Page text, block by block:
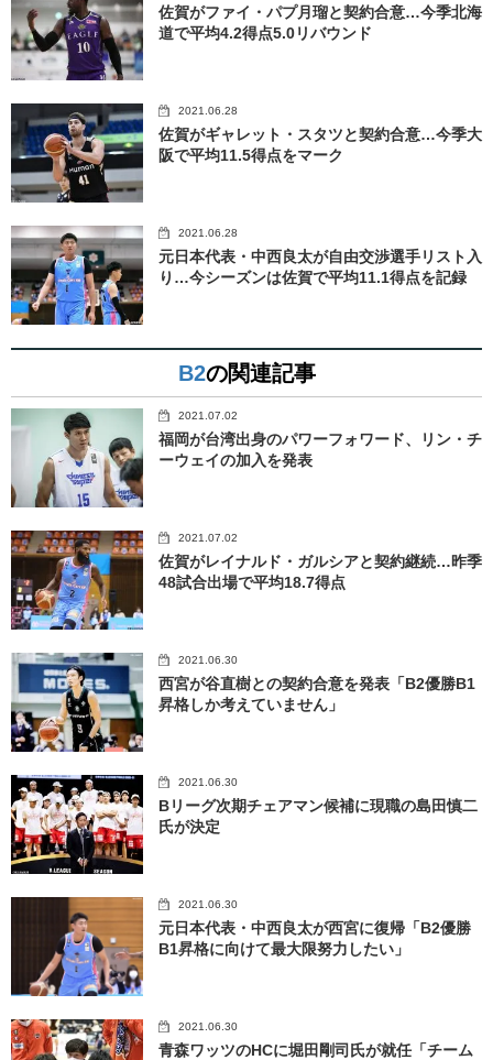
佐賀がファイ・パプ月瑠と契約合意…今季北海
道で平均4.2得点5.0リバウンド
2021.06.28
佐賀がギャレット・スタツと契約合意…今季大
阪で平均11.5得点をマーク
2021.06.28
元日本代表・中西良太が自由交渉選手リスト入
り…今シーズンは佐賀で平均11.1得点を記録
B2の関連記事
2021.07.02
福岡が台湾出身のパワーフォワード、リン・チ
ーウェイの加入を発表
2021.07.02
佐賀がレイナルド・ガルシアと契約継続…昨季
48試合出場で平均18.7得点
2021.06.30
西宮が谷直樹との契約合意を発表「B2優勝B1
昇格しか考えていません」
2021.06.30
Bリーグ次期チェアマン候補に現職の島田慎二
氏が決定
2021.06.30
元日本代表・中西良太が西宮に復帰「B2優勝
B1昇格に向けて最大限努力したい」
2021.06.30
青森ワッツのHCに堀田剛司氏が就任「チーム